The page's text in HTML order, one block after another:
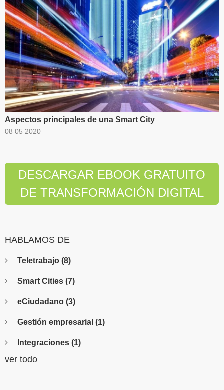
Aspectos principales de una Smart City
08 05 2020
DESCARGAR EBOOK GRATUITO
DE TRANSFORMACIÓN DIGITAL
HABLAMOS DE
Teletrabajo (8)
Smart Cities (7)
eCiudadano (3)
Gestión empresarial (1)
Integraciones (1)
ver todo